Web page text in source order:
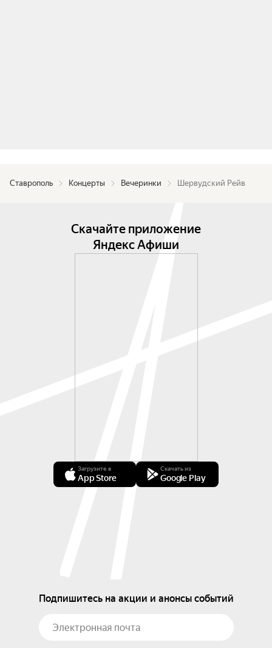
Ставрополь Концерты Вечеринки Шервудский Рейв
Скачайте приложение
Яндекс Афиши
Загрузите в
App Store
Скачать из
Google Play
Подпишитесь на акции и анонсы событий